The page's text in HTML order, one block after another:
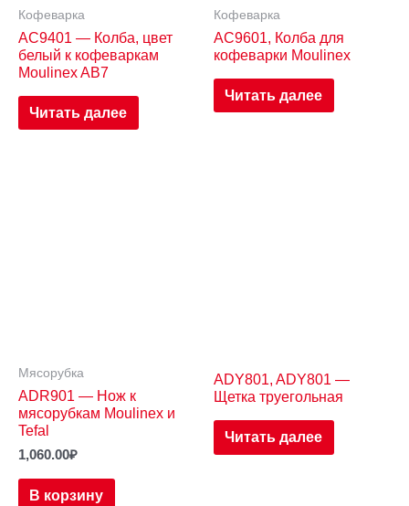
Кофеварка
AC9401 — Колба, цвет
белый к кофеваркам
Moulinex AB7
Читать далее
Кофеварка
AC9601, Колба для
кофеварки Moulinex
Читать далее
Мясорубка
ADR901 — Нож к
мясорубкам Moulinex и
Tefal
1,060.00₽
В корзину
ADY801, ADY801 —
Щетка труегольная
Читать далее